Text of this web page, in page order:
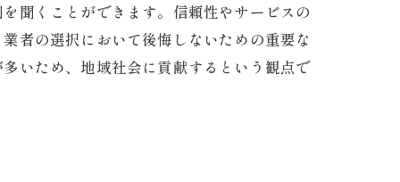
聞くことができます。信頼性やサービスの
者の選択において後悔しないための重要な
いため、地域社会に貢献するという観点で